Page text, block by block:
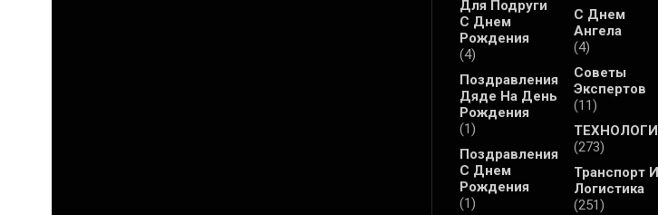
Для Подруги
С Днем
Рождения
(4)
Поздравления
Дяде На День
Рождения
(1)
Поздравления
С Днем
Рождения
(1)
С Днем
Ангела
(4)
Советы
Экспертов
(11)
(273)
Транспорт И
Логистика
(251)